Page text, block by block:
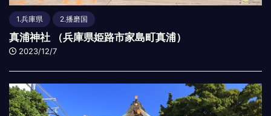
1.兵庫県 2.播磨国
真浦神社 （兵庫県姫路市家島町真浦）
2023/12/7